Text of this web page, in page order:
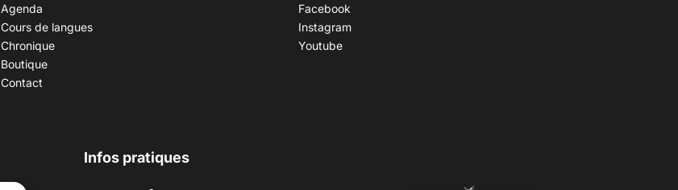
Agenda
Cours de langues
Chronique
Boutique
Contact
Facebook
Instagram
Youtube
Infos pratiques